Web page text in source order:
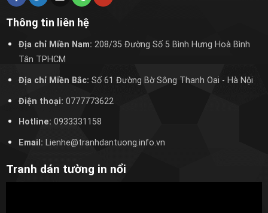
Thông tin liên hệ
Địa chỉ Miền Nam: 208/35 Đường Số 5 Bình Hưng Hoà Bình
Tân TPHCM
Địa chỉ Miền Bắc: Số 61 Đường Bờ Sông Thanh Oai - Hà Nội
Điện thoại: 0777773622
Hotline: 0933331158
Email: Lienhe@tranhdantuong.info.vn
Tranh dán tường in nổi